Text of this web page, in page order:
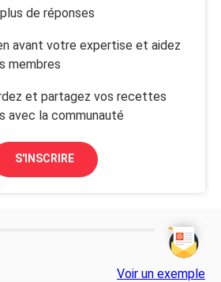
de réponses
avant votre expertise et aidez
membres
et partagez vos recettes
avec la communauté
S'INSCRIRE
Voir un exemple